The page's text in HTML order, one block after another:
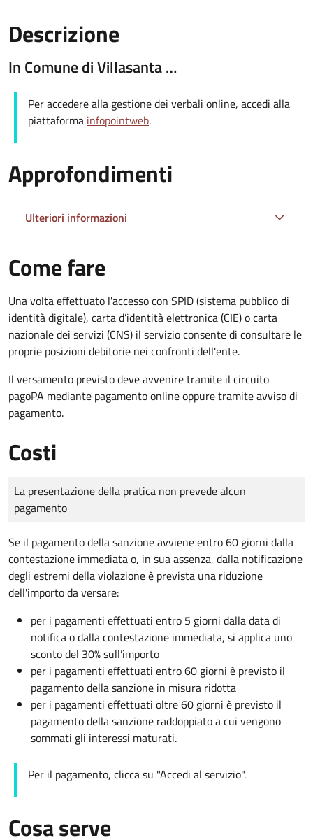
Descrizione
In Comune di Villasanta …
Per accedere alla gestione dei verbali online, accedi alla
piattaforma infopointweb.
Approfondimenti
Ulteriori informazioni
Come fare
Una volta effettuato l'accesso con SPID (sistema pubblico di
identità digitale), carta d’identità elettronica (CIE) o carta
nazionale dei servizi (CNS) il servizio consente di consultare le
proprie posizioni debitorie nei confronti dell'ente.
Il versamento previsto deve avvenire tramite il circuito
pagoPA mediante pagamento online oppure tramite avviso di
pagamento.
Costi
Tipo di pagamento
Importo
La presentazione della pratica non prevede alcun
pagamento
Se il pagamento della sanzione avviene entro 60 giorni dalla
contestazione immediata o, in sua assenza, dalla notificazione
degli estremi della violazione è prevista una riduzione
dell'importo da versare:
per i pagamenti effettuati entro 5 giorni dalla data di
notifica o dalla contestazione immediata, si applica uno
sconto del 30% sull’importo
per i pagamenti effettuati entro 60 giorni è previsto il
pagamento della sanzione in misura ridotta
per i pagamenti effettuati oltre 60 giorni è previsto il
pagamento della sanzione raddoppiato a cui vengono
sommati gli interessi maturati.
Per il pagamento, clicca su "Accedi al servizio".
Cosa serve